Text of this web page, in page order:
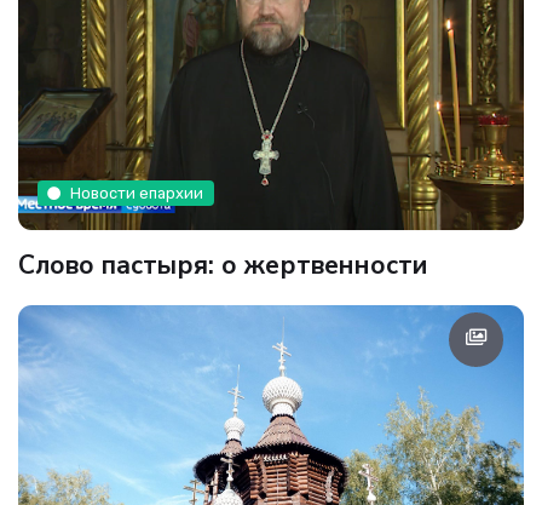
Новости епархии
Слово пастыря: о жертвенности